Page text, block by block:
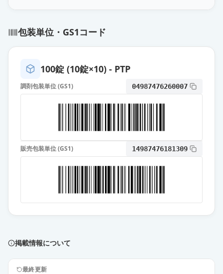
2.5mg「サワイ」
ソリフェナシンコハク酸塩OD錠
2.5mg「トーワ」
薬価 17.30 円
通常出荷
2.5mg「TCK」
薬価 17.30 円
通常出荷
17.30 円
ベシケアOD錠2.5mg
薬価 40.30 円
包装単位・GS1コード
100錠 (10錠×10) - PTP
調剤包装単位 (GS1) 04987476260007
販売包装単位 (GS1) 14987476181309
掲載情報について
最終更新